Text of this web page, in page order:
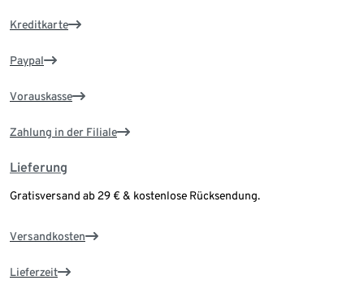
Kreditkarte
Paypal
Vorauskasse
Zahlung in der Filiale
Lieferung
Gratisversand ab 29 € & kostenlose Rücksendung.
Versandkosten
Lieferzeit